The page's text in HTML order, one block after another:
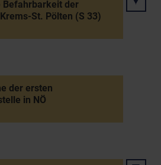
Befahrbarkeit der
St. Pölten (S 33)
der ersten
in NÖ